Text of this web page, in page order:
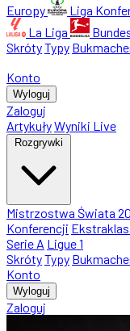
Europy
Liga
La Liga
SkrótyTypy
Konto
Wyloguj
Zaloguj
ArtykułyWyniki Live
Rozgrywki
Mistrzostwa Świata
Konferencji
Serie A Ligue 1
SkrótyTypy
Konto
Wyloguj
Zaloguj